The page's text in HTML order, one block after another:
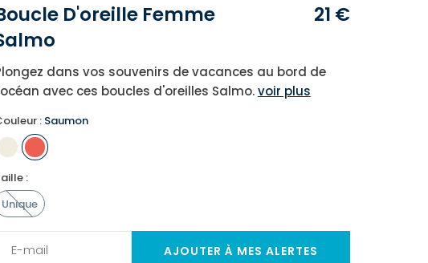
D'oreille Femme
21 €
dans vos souvenirs de vacances au bord de
avec ces boucles d'oreilles Salmo.voir plus
: Saumon
:
Unique